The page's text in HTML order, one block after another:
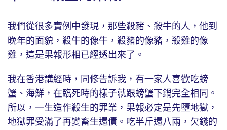
我們從很多實例中發現，那些殺豬、殺牛的人，他到
晚年的面貌，殺牛的像牛，殺豬的像豬，殺雞的像
雞，這是果報形相已經透出來了。
我在香港講經時，同修告訴我，有一家人喜歡吃螃
蟹、海鮮，在臨死時的樣子就跟螃蟹下鍋完全相同。
所以，一生造作殺生的罪業，果報必定是先墮地獄，
地獄罪受滿了再變畜生還債。吃半斤還八兩，欠錢的